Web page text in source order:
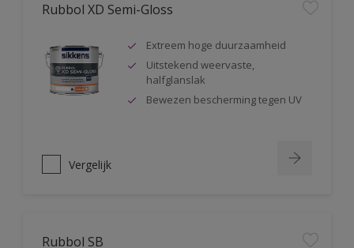
Rubbol XD Semi-Gloss
Extreem hoge duurzaamheid
Uitstekend weervaste,
halfglanslak
Bewezen bescherming tegen UV
Vergelijk
Rubbol SB